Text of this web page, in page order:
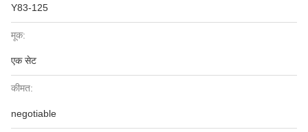
Y83-125
मूक:
एक सेट
कीमत:
negotiable